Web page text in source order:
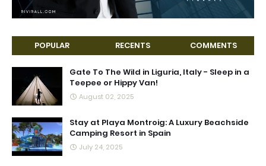
POPULAR RECENTS COMMENTS
Gate To The Wild in Liguria, Italy - Sleep in a
Teepee or Hippy Van!
August 02, 2025
Stay at Playa Montroig: A Luxury Beachside
Camping Resort in Spain
July 24, 2025